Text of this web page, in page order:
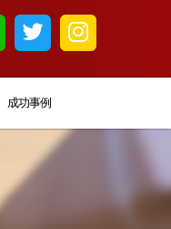
成功事例